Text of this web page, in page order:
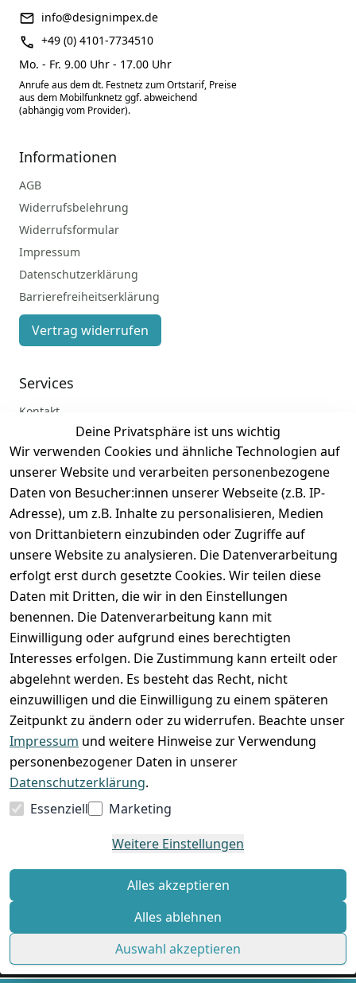
Deine Privatsphäre ist uns wichtig
Wir verwenden Cookies und ähnliche Technologien auf
unserer Website und verarbeiten personenbezogene
Daten von Besucher:innen unserer Webseite (z.B. IP-
Adresse), um z.B. Inhalte zu personalisieren, Medien
von Drittanbietern einzubinden oder Zugriffe auf
unsere Website zu analysieren. Die Datenverarbeitung
erfolgt erst durch gesetzte Cookies. Wir teilen diese
Daten mit Dritten, die wir in den Einstellungen
benennen. Die Datenverarbeitung kann mit
Einwilligung oder aufgrund eines berechtigten
Interesses erfolgen. Die Zustimmung kann erteilt oder
abgelehnt werden. Es besteht das Recht, nicht
einzuwilligen und die Einwilligung zu einem späteren
Zeitpunkt zu ändern oder zu widerrufen. Beachte unser
Impressum und weitere Hinweise zur Verwendung
personenbezogener Daten in unserer
Datenschutzerklärung.
Essenziell
Marketing
Weitere Einstellungen
Alles akzeptieren
Alles ablehnen
Auswahl akzeptieren
info@designimpex.de
+49 (0) 4101-7734510
Mo. - Fr. 9.00 Uhr - 17.00 Uhr
Anrufe aus dem dt. Festnetz zum Ortstarif, Preise
aus dem Mobilfunknetz ggf. abweichend
(abhängig vom Provider).
Informationen
AGB
Widerrufsbelehrung
Widerrufsformular
Impressum
Datenschutzerklärung
Barrierefreiheitserklärung
Vertrag widerrufen
Services
Kontakt
Registrieren
Zahlung und Versand
VORKASSE RECHNUNG
Alle Preise verstehen sich inkl. gesetzl. MwSt. und zzgl.
© Standard Shop 2026